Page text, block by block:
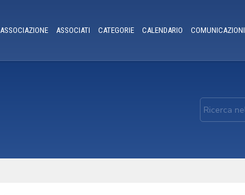
ASSOCIAZIONE ASSOCIATI CATEGORIE CALENDARIO COMUNICAZIONI